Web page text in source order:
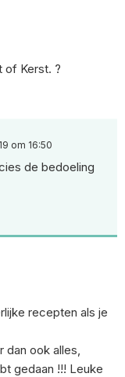
of Kerst. ?
om 16:50
de bedoeling
recepten als je
ook alles,
gedaan !!! Leuke